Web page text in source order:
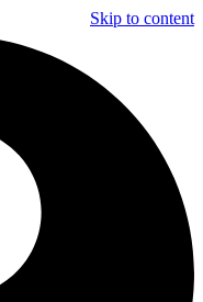
Skip to content